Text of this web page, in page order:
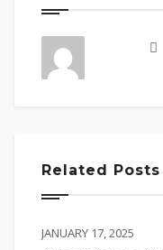
Related Posts
JANUARY 17, 2025